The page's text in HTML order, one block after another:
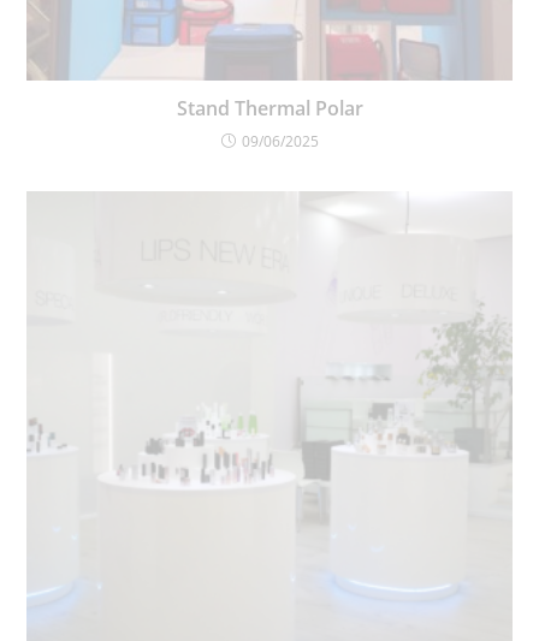
Stand Thermal Polar
09/06/2025